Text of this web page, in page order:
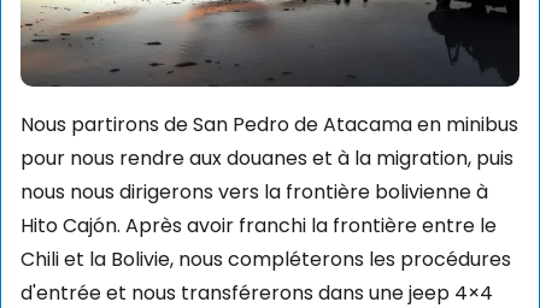
Nous partirons de San Pedro de Atacama en minibus
pour nous rendre aux douanes et à la migration, puis
nous nous dirigerons vers la frontière bolivienne à
Hito Cajón. Après avoir franchi la frontière entre le
Chili et la Bolivie, nous compléterons les procédures
d'entrée et nous transférerons dans une jeep 4×4